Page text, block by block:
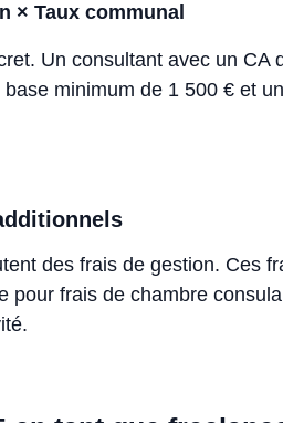
× Taux communal
Un consultant avec un CA
minimum de 1 500 € et
des frais de gestion. Ces
pour frais de chambre